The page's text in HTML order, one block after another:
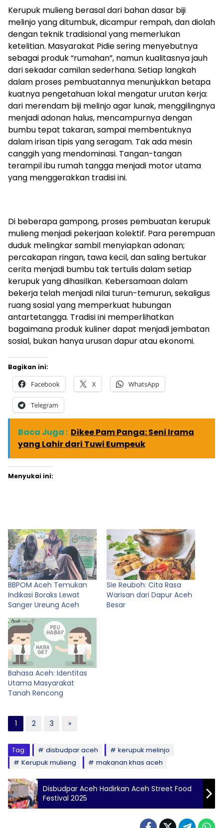
Kerupuk mulieng berasal dari bahan dasar biji
melinjo yang ditumbuk, dicampur rempah, dan diolah
dengan teknik tradisional yang memerlukan
ketelitian. Masyarakat Pidie sering menyebutnya
sebagai produk “rumahan”, namun kualitasnya jauh
dari sekadar camilan sederhana. Setiap langkah
dalam proses pembuatannya menunjukkan betapa
kuatnya pengetahuan lokal mengatur urutan kerja:
dari merendam biji melinjo agar lunak, menggilingnya
menjadi adonan halus, mencampurnya dengan
bumbu tepat takaran, sampai membentuknya
dalam irisan tipis yang seragam. Tak ada mesin
canggih yang mendominasi. Tangan-tangan
terampil ibu rumah tangga menjadi motor utama
yang menggerakkan tradisi ini.
Di beberapa gampong, proses pembuatan kerupuk
mulieng menjadi pekerjaan kolektif. Para perempuan
duduk melingkar sambil menyiapkan adonan;
percakapan ringan, tawa kecil, dan saling bertukar
cerita menjadi bumbu tak tertulis dalam setiap
kerupuk yang dihasilkan. Kebersamaan dalam
bekerja telah menjadi nilai turun-temurun, sekaligus
ruang sosial yang memperkuat hubungan
antartetangga. Tradisi ini memperlihatkan
bagaimana produk kuliner dapat menjadi jembatan
sosial, bukan hanya urusan dapur atau ekonomi.
Bagikan ini:
Facebook X WhatsApp
Telegram
Baca Juga : Dikee Pam Panga: Seni Irama
yang Lahir dari Tuwi Eumpeuk
Menyukai ini:
BBPOM Aceh Temukan
Indikasi Boraks Lewat
Sanger Ureung Aceh
Sie Reuboh: Cita Rasa
Warisan dari Dapur Aceh
Besar
Bahasa Aceh: Identitas
Utama Masyarakat
Tanah Rencong
1 2 3 »
Tag: disbudpar aceh
kerupuk melinjo
Kerupuk mulieng
makanan khas aceh
Disbudpar Aceh Hadirkan Aceh Street Food
Festival 2025